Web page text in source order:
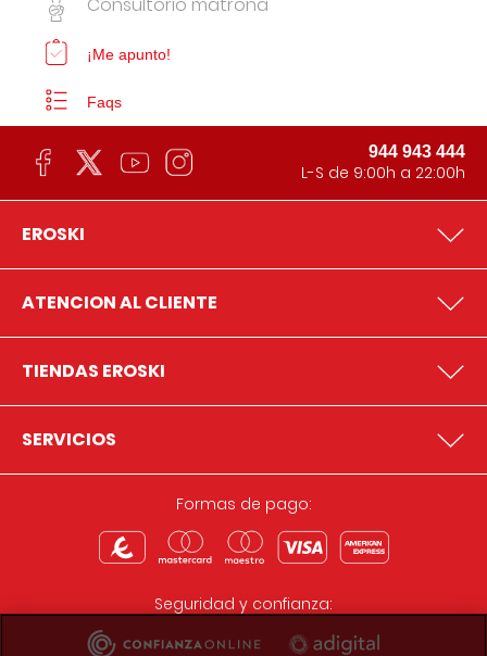
¡Me apunto!
Faqs
944 943 444
L-S de 9:00h a 22:00h
EROSKI
ATENCION AL CLIENTE
TIENDAS EROSKI
SERVICIOS
Formas de pago:
Seguridad y confianza: